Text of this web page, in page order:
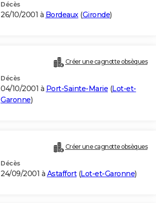
Décès
26/10/2001 à Bordeaux(Gironde)
Créer une cagnotte obsèques
Décès
04/10/2001 à Port-Sainte-Marie (Lot-et-
Garonne)
Créer une cagnotte obsèques
Décès
24/09/2001 à Astaffort(Lot-et-Garonne)